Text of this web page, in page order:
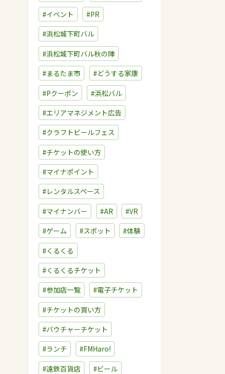
#イベント #PR
#浜松城下町バル
#浜松城下町バル秋の陣
#まるたま市 #どうする家康
#Pクーポン #浜松バル
#エリアマネジメント広告
#クラフトビールフェス
#チケットの使い方
#マイナポイント
#レンタルスペース
#マイナンバー #AR #VR
#ゲーム #スポット #体験
#くるくる
#くるくるチケット
#参加店一覧 #電子チケット
#チケットの買い方
#バウチャーチケット
#ランチ #FMHaro!
#遠鉄百貨店 #ビール